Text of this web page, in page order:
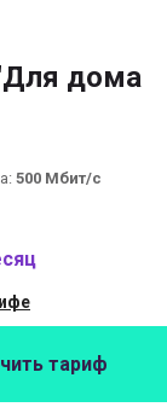
дома
500 Мбит/с
тариф